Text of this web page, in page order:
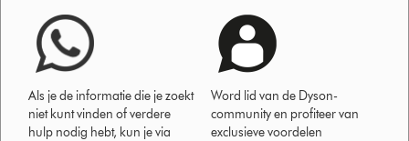
Als je de informatie die je zoekt
niet kunt vinden of verdere
hulp nodig hebt, kun je via
Word lid van de Dyson-
community en profiteer van
exclusieve voordelen